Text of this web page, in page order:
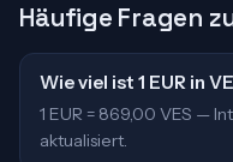
Häufige Fragen zu
Wie viel ist 1 EUR in
1 EUR = 869,00 VES —
aktualisiert.